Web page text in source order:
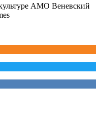
АМО Веневский